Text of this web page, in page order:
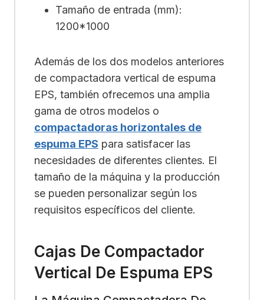
Tamaño de entrada (mm):
1200*1000
Además de los dos modelos anteriores
de compactadora vertical de espuma
EPS, también ofrecemos una amplia
gama de otros modelos o
compactadoras horizontales de
espuma EPS para satisfacer las
necesidades de diferentes clientes. El
tamaño de la máquina y la producción
se pueden personalizar según los
requisitos específicos del cliente.
Cajas De Compactador
Vertical De Espuma EPS